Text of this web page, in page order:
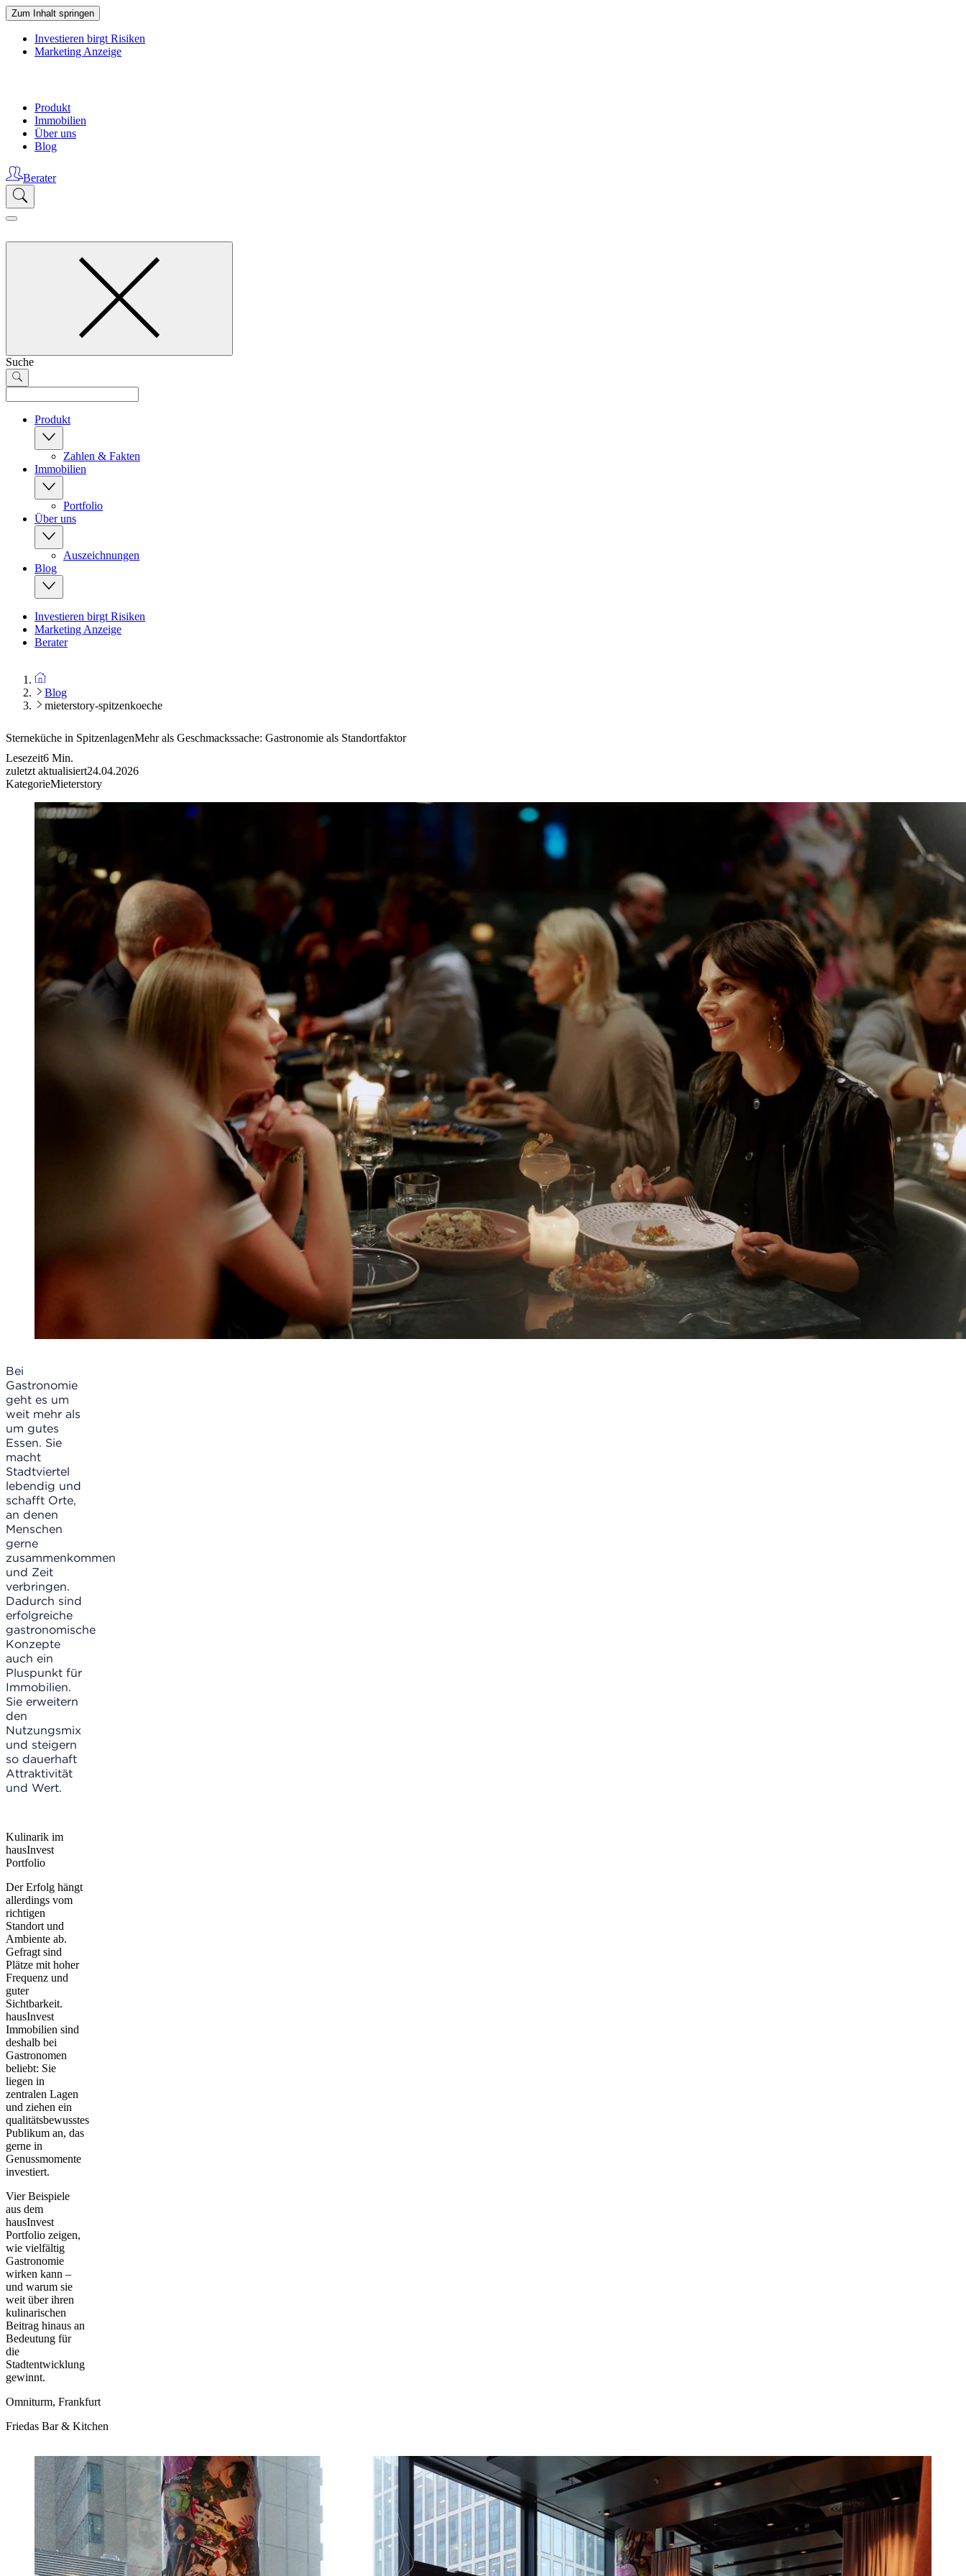
Zum Inhalt springen
Investieren birgt Risiken
Marketing Anzeige
Produkt
Immobilien
Über uns
Blog
Berater
Suche
Produkt
Zahlen & Fakten
Immobilien
Portfolio
Über uns
Auszeichnungen
Blog
Investieren birgt Risiken
Marketing Anzeige
Berater
Blog
mieterstory-spitzenkoeche
Sterneküche in SpitzenlagenMehr als Geschmackssache: Gastronomie als Standortfaktor
Lesezeit6 Min.
zuletzt aktualisiert24.04.2026
KategorieMieterstory
Bei
Gastronomie
geht es um
weit mehr als
um gutes
Essen. Sie
macht
Stadtviertel
lebendig und
schafft Orte,
an denen
Menschen
gerne
zusammenkommen
und Zeit
verbringen.
Dadurch sind
erfolgreiche
gastronomische
Konzepte
auch ein
Pluspunkt für
Immobilien.
Sie erweitern
den
Nutzungsmix
und steigern
so dauerhaft
Attraktivität
und Wert.
Kulinarik im
hausInvest
Portfolio
Der Erfolg hängt
allerdings vom
richtigen
Standort und
Ambiente ab.
Gefragt sind
Plätze mit hoher
Frequenz und
guter
Sichtbarkeit.
hausInvest
Immobilien sind
deshalb bei
Gastronomen
beliebt: Sie
liegen in
zentralen Lagen
und ziehen ein
qualitätsbewusstes
Publikum an, das
gerne in
Genussmomente
investiert.
Vier Beispiele
aus dem
hausInvest
Portfolio zeigen,
wie vielfältig
Gastronomie
wirken kann –
und warum sie
weit über ihren
kulinarischen
Beitrag hinaus an
Bedeutung für
die
Stadtentwicklung
gewinnt.
Omniturm, Frankfurt
Friedas Bar & Kitchen